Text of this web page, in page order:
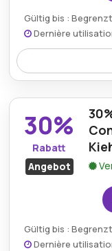
Gültig bis :
Dernière
Kunden, die
kostenlosen
was das
Komfort
30%
Rabatt
Angebot
Gültig bis :
Dernière